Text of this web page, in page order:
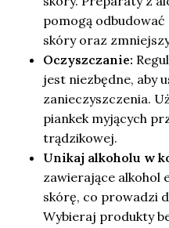
pomogą
skóry oraz
Oczyszczanie:
jest niezbędne, aby
zanieczyszczenia.
piankek myjących
trądzikowej.
Unikaj alkoholu w
zawierające alkohol
skórę, co prowadzi
Wybieraj produkty